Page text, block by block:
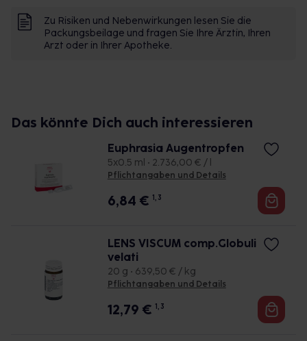
Zu Risiken und Nebenwirkungen lesen Sie die
Packungsbeilage und fragen Sie Ihre Ärztin, Ihren
Arzt oder in Ihrer Apotheke.
Das könnte Dich auch interessieren
Euphrasia Augentropfen
5x0.5 ml • 2.736,00 € / l
Pflichtangaben und Details
6,84 € 1, 3
LENS VISCUM comp.Globuli
velati
20 g • 639,50 € / kg
Pflichtangaben und Details
12,79 € 1, 3